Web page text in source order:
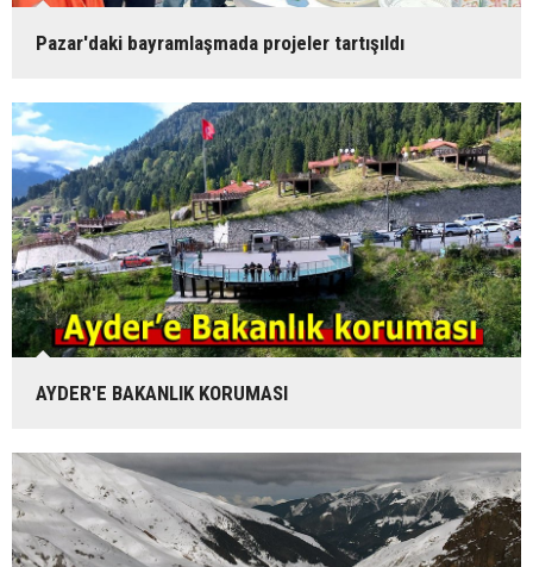
Pazar'daki bayramlaşmada projeler tartışıldı
AYDER'E BAKANLIK KORUMASI